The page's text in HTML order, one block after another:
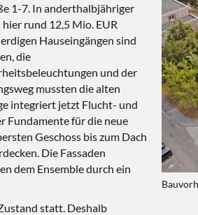
1-7. In anderthalbjähriger
rund 12,5 Mio. EUR
Hauseingängen sind
die
und der
mussten die alten
integriert jetzt Flucht- und
Fundamente für die neue
Geschoss bis zum Dach
Die Fassaden
dem Ensemble durch ein
statt. Deshalb